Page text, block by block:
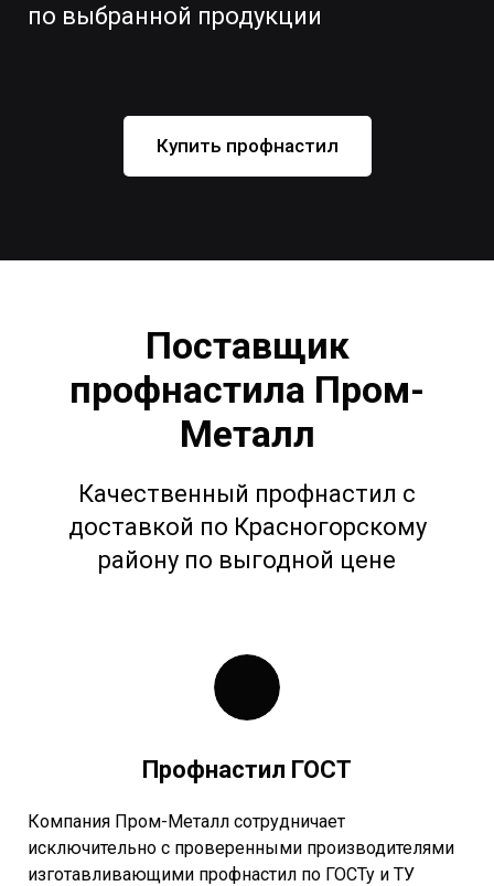
по выбранной продукции
Купить профнастил
Поставщик
профнастила Пром-
Металл
Качественный профнастил с
доставкой по Красногорскому
району по выгодной цене
Профнастил ГОСТ
Компания Пром-Металл сотрудничает
исключительно с проверенными производителями
изготавливающими профнастил по ГОСТу и ТУ